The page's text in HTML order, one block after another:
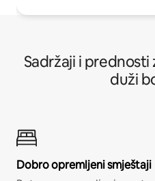
Sadržaji i prednosti
duži
Dobro opremljeni smještaji